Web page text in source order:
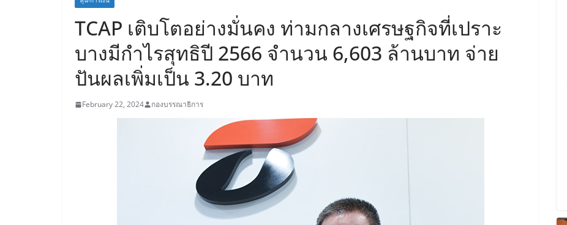
TCAP เติบโตอย่างมั่นคง ท่ามกลางเศรษฐกิจที่เปราะ
บางมีกำไรสุทธิปี 2566 จำนวน 6,603 ล้านบาท จ่าย
ปันผลเพิ่มเป็น 3.20 บาท
February 22, 2024 กองบรรณาธิการ